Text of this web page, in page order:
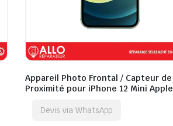
Appareil Photo Frontal / Capteur de
Proximité pour iPhone 12 Mini Apple
Devis via WhatsApp